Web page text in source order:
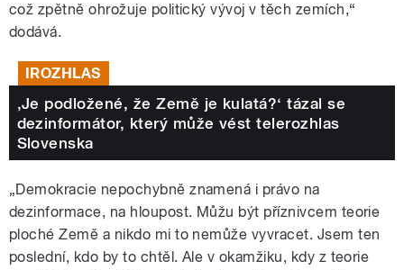
což zpětně ohrožuje politický vývoj v těch zemích,“
dodává.
IROZHLAS
‚Je podložené, že Země je kulatá?‘ tázal se
dezinformátor, který může vést telerozhlas
Slovenska
„Demokracie nepochybně znamená i právo na
dezinformace, na hloupost. Můžu být příznivcem teorie
ploché Země a nikdo mi to nemůže vyvracet. Jsem ten
poslední, kdo by to chtěl. Ale v okamžiku, kdy z teorie